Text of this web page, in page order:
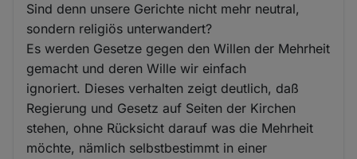
Sind denn unsere Gerichte nicht mehr neutral,
sondern religiös unterwandert?
Es werden Gesetze gegen den Willen der Mehrheit
gemacht und deren Wille wir einfach
ignoriert. Dieses verhalten zeigt deutlich, daß
Regierung und Gesetz auf Seiten der Kirchen
stehen, ohne Rücksicht darauf was die Mehrheit
möchte, nämlich selbstbestimmt in einer